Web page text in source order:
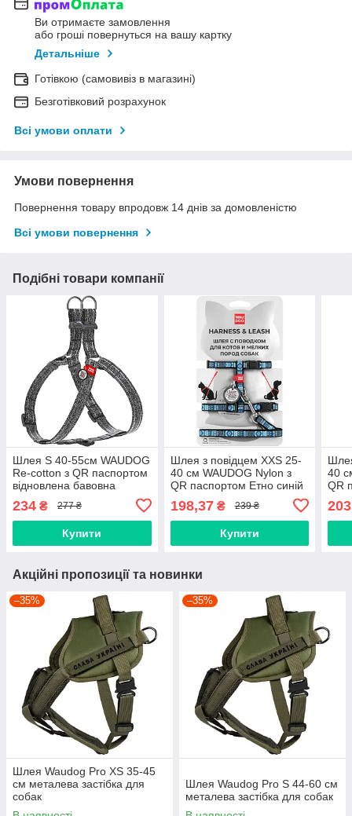
Ви отримаєте замовлення
або гроші повернуться на вашу картку
Детальніше
Готівкою (самовивіз в магазині)
Безготівковий розрахунок
Всі умови оплати
Умови повернення
Повернення товару впродовж 14 днів за домовленістю
Всі умови повернення
Подібні товари компанії
Шлея S 40-55см WAUDOG
Re-cotton з QR паспортом
відновлена бавовна
світловідбиваюча пластик
фастекс для собак
234 ₴ 277 ₴
Купити
Шлея з повідцем XXS 25-
40 см WAUDOG Nylon з
QR паспортом Етно синій
198,37₴ 239 ₴
Купити
40
QR
Акційні пропозиції та новинки
–35%
Шлея Waudog Pro XS 35-45
см металева застібка для
собак
–35%
Шлея Waudog Pro S 44-60 см
металева застібка для собак